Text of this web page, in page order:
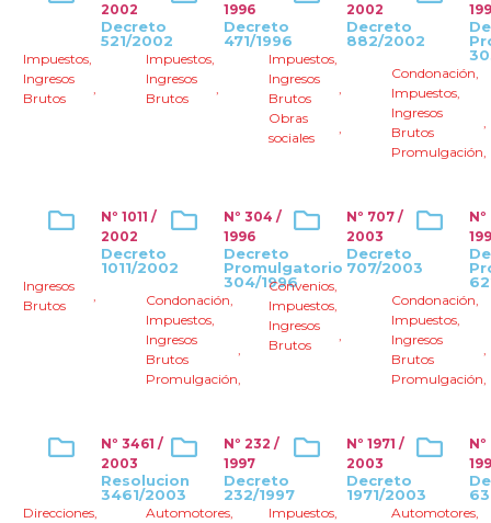
2002
Decreto
521/2002
Impuestos,
Ingresos
Brutos
,
1996
Decreto
471/1996
Impuestos,
Ingresos
Brutos
,
2002
Decreto
882/2002
Impuestos,
Ingresos
Brutos
,
Obras
sociales
,
Condonación,
Impuestos,
Ingresos
Brutos
,
Promulgación,
Nº 1011 /
2002
Decreto
1011/2002
Ingresos
Brutos
,
Nº 304 /
1996
Decreto
Promulgatorio
304/1996
Condonación,
Impuestos,
Ingresos
Brutos
,
Promulgación,
Nº 707 /
2003
Decreto
707/2003
Convenios,
Impuestos,
Ingresos
Brutos
,
Condonación,
Impuestos,
Ingresos
Brutos
,
Promulgación,
Nº 3461 /
2003
Resolucion
3461/2003
Direcciones,
Nº 232 /
1997
Decreto
232/1997
Automotores,
Nº 1971 /
2003
Decreto
1971/2003
Impuestos,
Automotores,